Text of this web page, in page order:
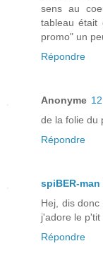
sens au
tableau était
promo" un
Répondre
Anonyme
de la folie du
Répondre
spiBER-man
Hej, dis
j'adore le
Répondre